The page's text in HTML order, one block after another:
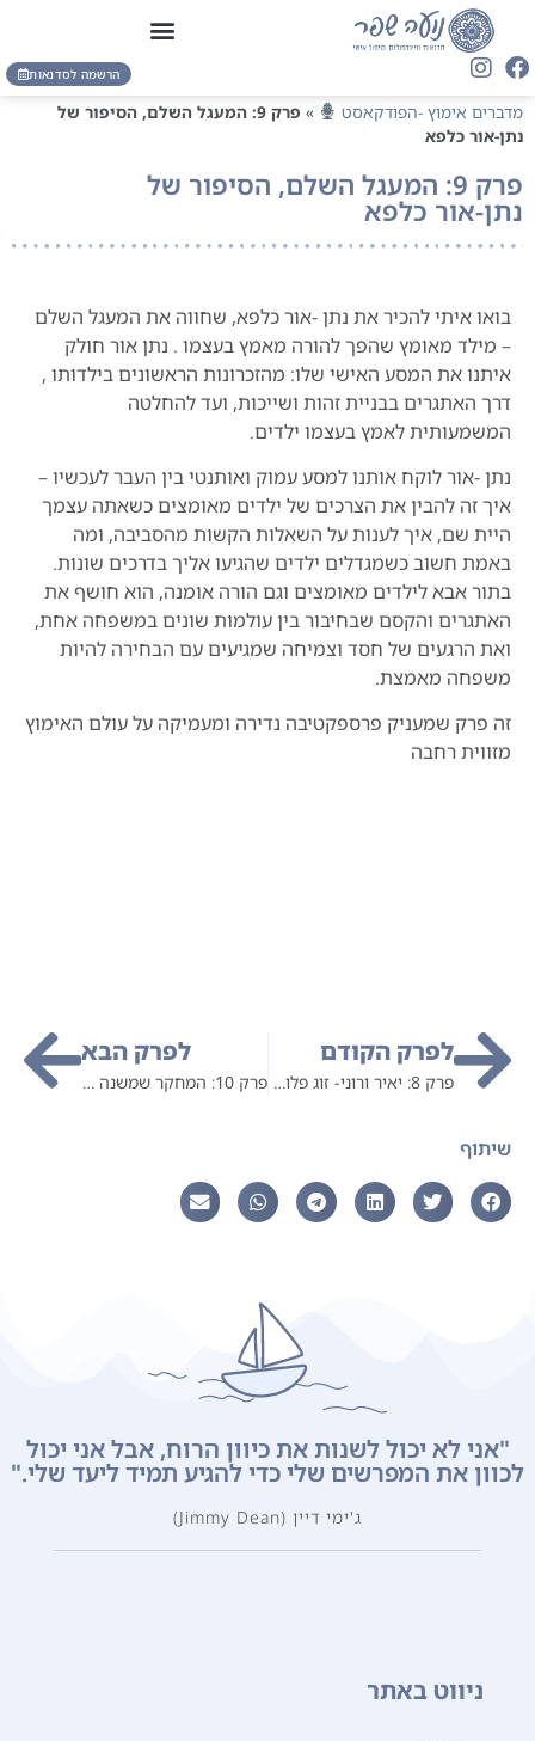
הרשמה לסדנאות
מדברים אימוץ -הפודקאסט »
פרק 9: המעגל השלם, הסיפור של
נתן-אור כלפא
פרק 9: המעגל השלם, הסיפור של
נתן-אור כלפא
בואו איתי להכיר את נתן -אור כלפא, שחווה את המעגל השלם
– מילד מאומץ שהפך להורה מאמץ בעצמו . נתן אור חולק
איתנו את המסע האישי שלו: מהזכרונות הראשונים בילדותו ,
דרך האתגרים בבניית זהות ושייכות, ועד להחלטה
המשמעותית לאמץ בעצמו ילדים.
נתן -אור לוקח אותנו למסע עמוק ואותנטי בין העבר לעכשיו –
איך זה להבין את הצרכים של ילדים מאומצים כשאתה עצמך
היית שם, איך לענות על השאלות הקשות מהסביבה, ומה
באמת חשוב כשמגדלים ילדים שהגיעו אליך בדרכים שונות.
בתור אבא לילדים מאומצים וגם הורה אומנה, הוא חושף את
האתגרים והקסם שבחיבור בין עולמות שונים במשפחה אחת,
ואת הרגעים של חסד וצמיחה שמגיעים עם הבחירה להיות
משפחה מאמצת.
זה פרק שמעניק פרספקטיבה נדירה ומעמיקה על עולם האימוץ
מזווית רחבה
לפרק הקודם
פרק 8: יאיר ורוני- זוג פלוס שלושה
לפרק הבא
פרק 10: המחקר שמשנה תפיסות, על אימוץ עם קשר עם דר' יואה שורק
שיתוף
"אני לא יכול לשנות את כיוון הרוח, אבל אני יכול
לכוון את המפרשים שלי כדי להגיע תמיד ליעד שלי."
ג'ימי דיין (Jimmy Dean)
ניווט באתר